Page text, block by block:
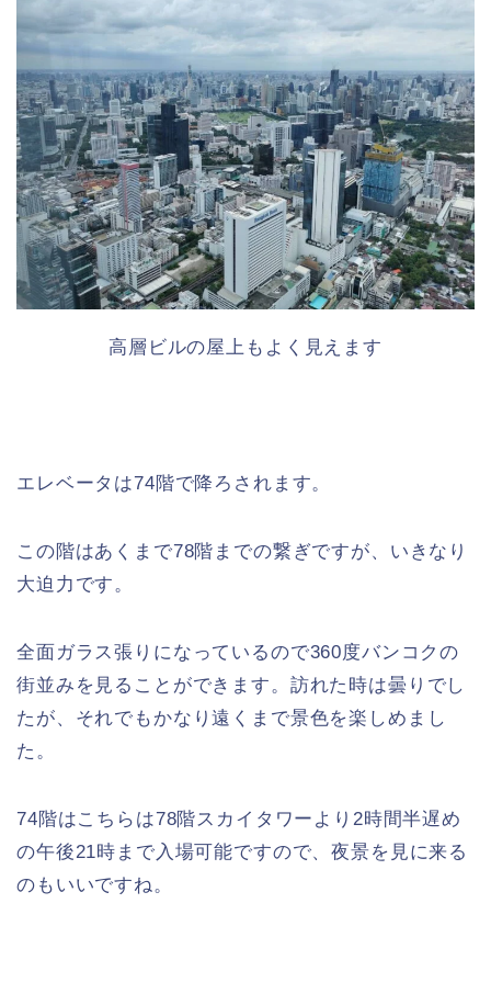
高層ビルの屋上もよく見えます
エレベータは74階で降ろされます。
この階はあくまで78階までの繋ぎですが、いきなり
大迫力です。
全面ガラス張りになっているので360度バンコクの
街並みを見ることができます。訪れた時は曇りでし
たが、それでもかなり遠くまで景色を楽しめまし
た。
74階はこちらは78階スカイタワーより2時間半遅め
の午後21時まで入場可能ですので、夜景を見に来る
のもいいですね。